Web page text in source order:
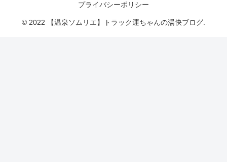
プライバシーポリシー
© 2022 【温泉ソムリエ】トラック運ちゃんの湯快ブログ.